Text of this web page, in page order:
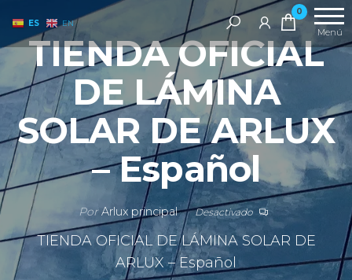
contenido
Tienda
de
Láminas
de
Control
Solar de
Arlux
solares
–
para
cristales.
0
Menú
TIENDA OFICIAL
DE LÁMINA
SOLAR DE ARLUX
– Español
PorArlux principal Desactivado
TIENDA OFICIAL DE LÁMINA SOLAR DE
ARLUX – Español
ES EN